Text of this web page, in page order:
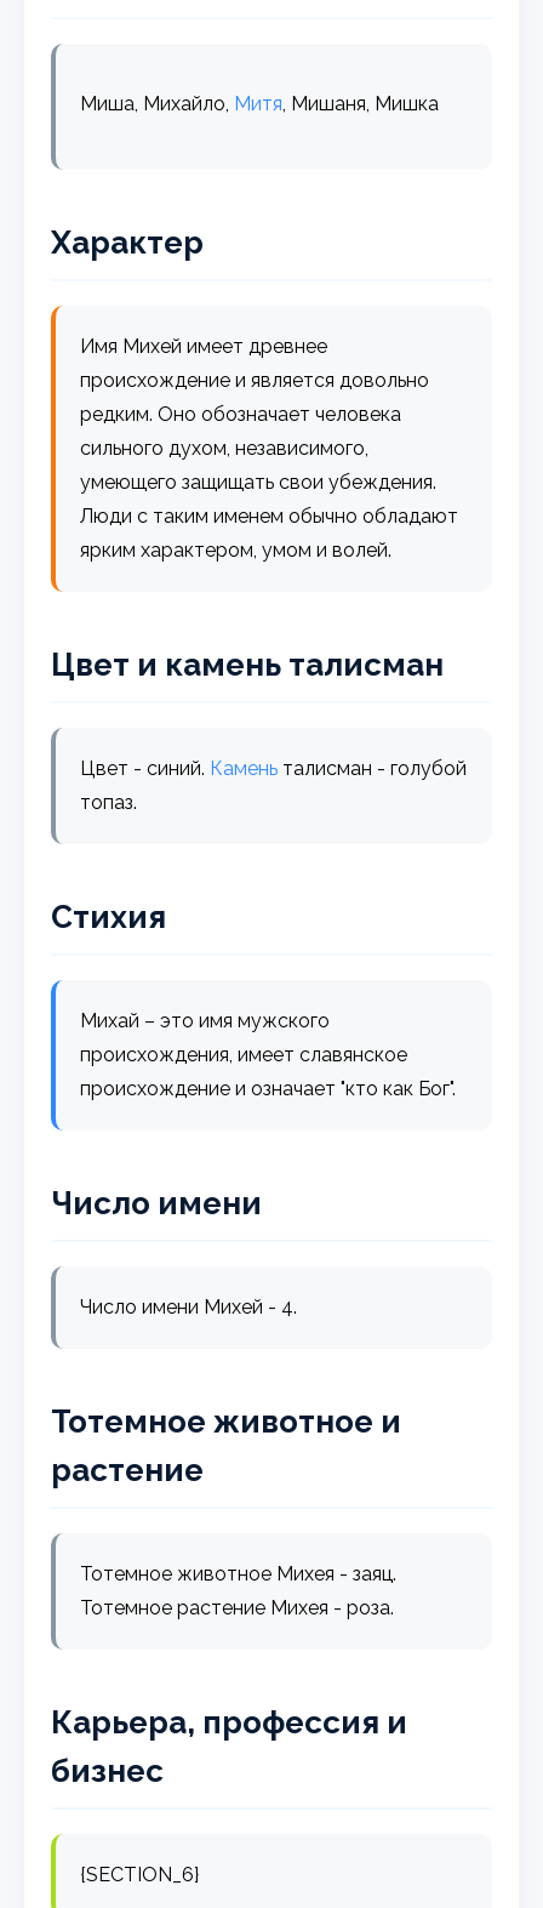
Миша, Михайло, Митя, Мишаня, Мишка
Характер
Имя Михей имеет древнее
происхождение и является довольно
редким. Оно обозначает человека
сильного духом, независимого,
умеющего защищать свои убеждения.
Люди с таким именем обычно обладают
ярким характером, умом и волей.
Цвет и камень талисман
Цвет - синий. Камень талисман - голубой
топаз.
Стихия
Михай – это имя мужского
происхождения, имеет славянское
происхождение и означает "кто как Бог".
Число имени
Число имени Михей - 4.
Тотемное животное и
растение
Тотемное животное Михея - заяц.
Тотемное растение Михея - роза.
Карьера, профессия и
бизнес
{SECTION_6}